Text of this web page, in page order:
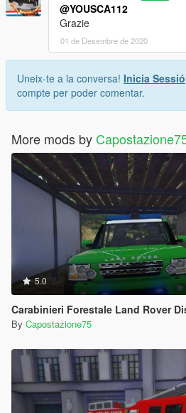
@YOUSCA112
Grazie
01 de Desembre de 2020
Uneix-te a la conversa! Inicia Sessió
compte per poder comentar.
More mods by
5.0
Carabinieri Forestale Land Rover
By Capostazione75